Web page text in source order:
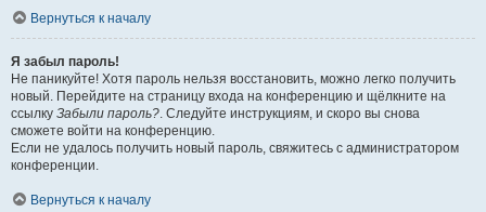
Вернуться к началу
Я забыл пароль!
Не паникуйте! Хотя пароль нельзя восстановить, можно легко получить
новый. Перейдите на страницу входа на конференцию и щёлкните на
ссылку Забыли пароль?. Следуйте инструкциям, и скоро вы снова
сможете войти на конференцию.
Если не удалось получить новый пароль, свяжитесь с администратором
конференции.
Вернуться к началу